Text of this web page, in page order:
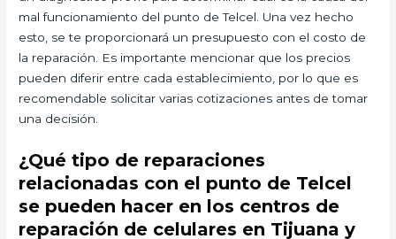
mal funcionamiento del punto de Telcel. Una vez hecho
esto, se te proporcionará un presupuesto con el costo de
la reparación. Es importante mencionar que los precios
pueden diferir entre cada establecimiento, por lo que es
recomendable solicitar varias cotizaciones antes de tomar
una decisión.
¿Qué tipo de reparaciones
relacionadas con el punto de Telcel
se pueden hacer en los centros de
reparación de celulares en Tijuana y